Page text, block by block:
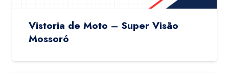
Vistoria de Moto – Super Visão
Mossoró